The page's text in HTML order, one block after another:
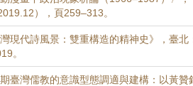
），頁259–313。
灣現代詩風景：雙重構造的精神史》，臺
。
期臺灣儒教的意識型態調適與建構：以黃